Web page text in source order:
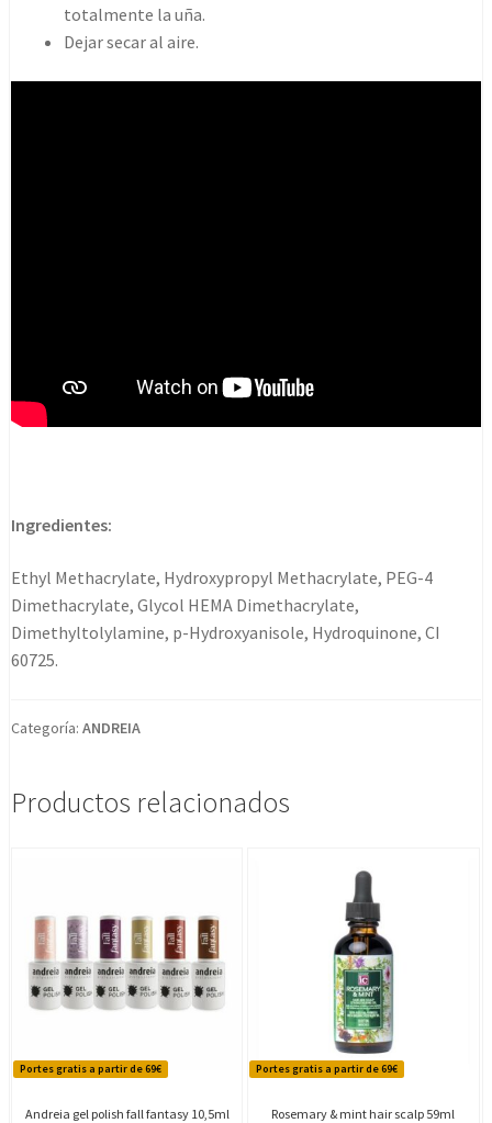
totalmente la uña.
Dejar secar al aire.
Ingredientes:
Ethyl Methacrylate, Hydroxypropyl Methacrylate, PEG-4
Dimethacrylate, Glycol HEMA Dimethacrylate,
Dimethyltolylamine, p-Hydroxyanisole, Hydroquinone, CI
60725.
Categoría: ANDREIA
Productos relacionados
Portes gratis a partir de 69€
Andreia gel polish fall fantasy 10,5ml
Portes gratis a partir de 69€
Rosemary & mint hair scalp 59ml